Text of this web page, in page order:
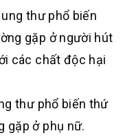
thư phổ biến
gặp ở người hút
các chất độc hại
thư phổ biến thứ
gặp ở phụ nữ.